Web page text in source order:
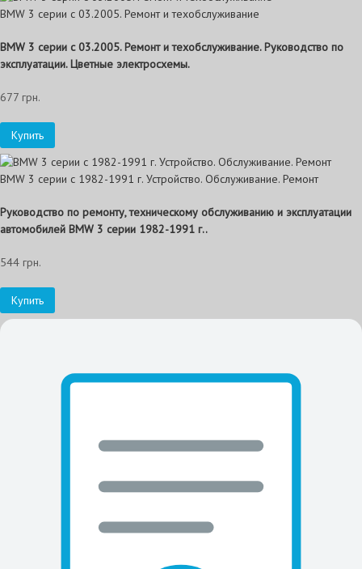
BMW 3 серии с 03.2005. Ремонт и техобслуживание
BMW 3 серии с 03.2005. Ремонт и техобслуживание. Руководство по
эксплуатации. Цветные электросхемы.
677 грн.
Купить
BMW 3 серии с 1982-1991 г. Устройство. Обслуживание. Ремонт
Руководство по ремонту, техническому обслуживанию и эксплуатации
автомобилей BMW 3 серии 1982-1991 г..
544 грн.
Купить